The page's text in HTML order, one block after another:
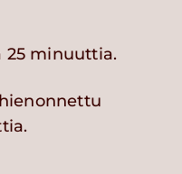
25 minuuttia.